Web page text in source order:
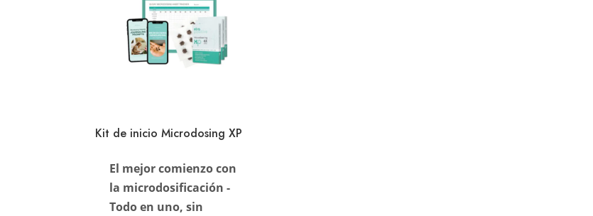
Kit de inicio Microdosing XP
El mejor comienzo con
la microdosificación -
Todo en uno, sin